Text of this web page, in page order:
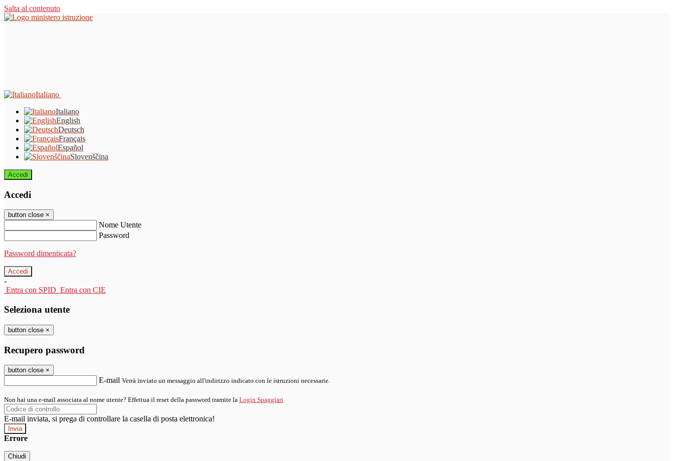
Salta al contenuto
Italiano
Italiano
English
Deutsch
Français
Español
Slovenščina
Accedi
Accedi
button close ×
Nome Utente
Password
Password dimenticata?
-
Entra con SPID Entra con CIE
Seleziona utente
button close ×
Recupero password
button close ×
E-mail Verrà inviato un messaggio all'indirizzo indicato con le istruzioni necessarie.
Non hai una e-mail associata al nome utente? Effettua il reset della password tramite la Login Spaggiari
E-mail inviata, si prega di controllare la casella di posta elettronica!
Errore
Chiudi